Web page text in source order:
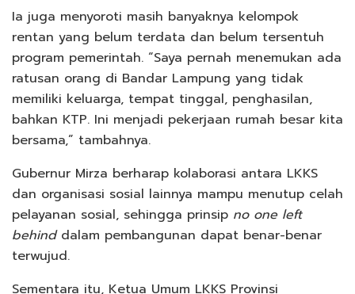
Ia juga menyoroti masih banyaknya kelompok
rentan yang belum terdata dan belum tersentuh
program pemerintah. “Saya pernah menemukan ada
ratusan orang di Bandar Lampung yang tidak
memiliki keluarga, tempat tinggal, penghasilan,
bahkan KTP. Ini menjadi pekerjaan rumah besar kita
bersama,” tambahnya.
Gubernur Mirza berharap kolaborasi antara LKKS
dan organisasi sosial lainnya mampu menutup celah
pelayanan sosial, sehingga prinsip no one left
behinddalam pembangunan dapat benar-benar
terwujud.
Sementara itu, Ketua Umum LKKS Provinsi